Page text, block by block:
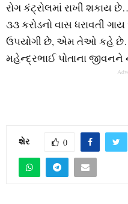
રોગ કંટ્રોલમાં રાખી શકાય
૩૩ કરોડનો વાસ ધરાવતી
ઉપયોગી છે, એમ તેઓ કહે
મહેન્દ્રભાઈ પોતાના
શેર 0